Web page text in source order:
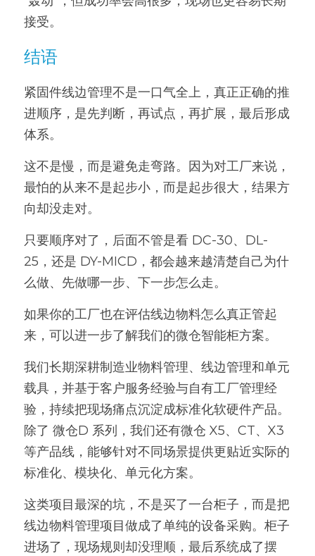
接受。
结语
紧固件线边管理不是一口气全上，真正正确的推
进顺序，是先判断，再试点，再扩展，最后形成
体系。
这不是慢，而是避免走弯路。因为对工厂来说，
最怕的从来不是起步小，而是起步很大，结果方
向却没走对。
只要顺序对了，后面不管是看 DC-30、DL-
25，还是 DY-MICD，都会越来越清楚自己为什
么做、先做哪一步、下一步怎么走。
如果你的工厂也在评估线边物料怎么真正管起
来，可以进一步了解我们的微仓智能柜方案。
我们长期深耕制造业物料管理、线边管理和单元
载具，并基于客户服务经验与自有工厂管理经
验，持续把现场痛点沉淀成标准化软硬件产品。
除了 微仓D 系列，我们还有微仓 X5、CT、X3
等产品线，能够针对不同场景提供更贴近实际的
标准化、模块化、单元化方案。
这类项目最深的坑，不是买了一台柜子，而是把
线边物料管理项目做成了单纯的设备采购。柜子
进场了，现场规则却没理顺，最后系统成了摆